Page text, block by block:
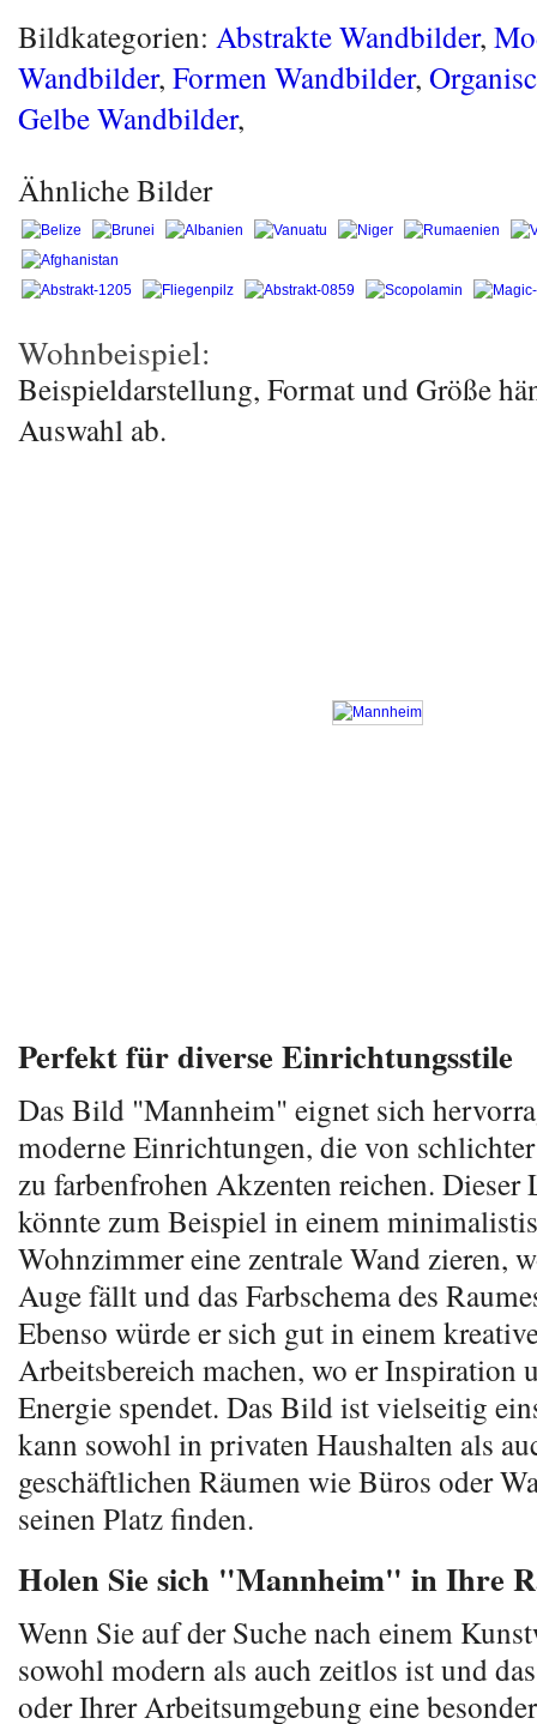
Bildkategorien: Abstrakte Wandbilder,
Wandbilder, Formen Wandbilder,
Gelbe Wandbilder,
Ähnliche Bilder
Wohnbeispiel:
Beispieldarstellung, Format und Größe
Auswahl ab.
Perfekt für diverse Einrichtungsstile
Das Bild "Mannheim" eignet sich
moderne Einrichtungen, die von
zu farbenfrohen Akzenten reichen. Dieser
könnte zum Beispiel in einem
Wohnzimmer eine zentrale Wand zieren,
Auge fällt und das Farbschema des
Ebenso würde er sich gut in einem
Arbeitsbereich machen, wo er Inspiration
Energie spendet. Das Bild ist vielseitig
kann sowohl in privaten Haushalten als
geschäftlichen Räumen wie Büros oder
seinen Platz finden.
Holen Sie sich "Mannheim" in Ihre
Wenn Sie auf der Suche nach einem
sowohl modern als auch zeitlos ist und
oder Ihrer Arbeitsumgebung eine